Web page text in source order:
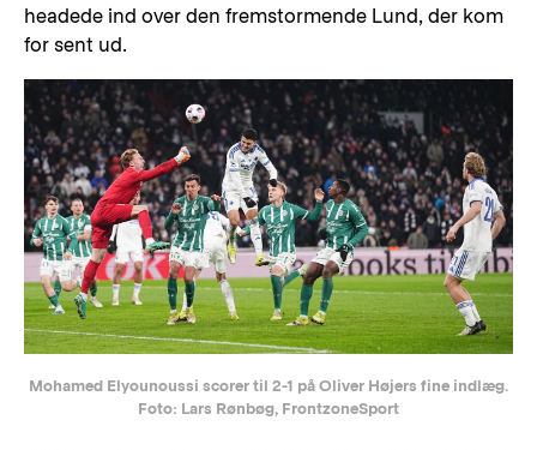
headede ind over den fremstormende Lund, der kom
for sent ud.
Mohamed Elyounoussi scorer til 2-1 på Oliver Højers fine indlæg.
Foto: Lars Rønbøg, FrontzoneSport